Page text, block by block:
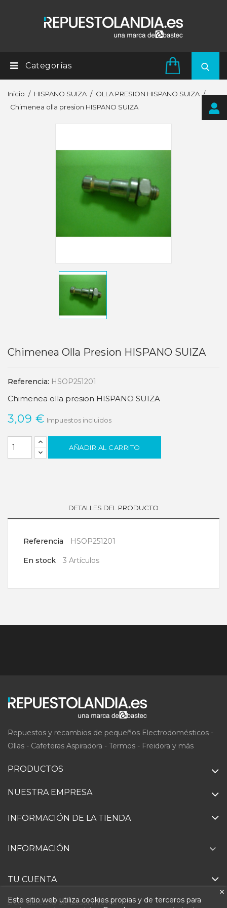
Categorías
Inicio HISPANO SUIZA
OLLA PRESION HISPANO SUIZA
Chimenea olla presion HISPANO SUIZA
Chimenea Olla Presion HISPANO SUIZA
Referencia: HSOP251201
Chimenea olla presion HISPANO SUIZA
3,09 € Impuestos incluidos
AÑADIR AL CARRITO
DETALLES DEL PRODUCTO
Referencia HSOP251201
En stock 3 Artículos
Repuestos y recambios de pequeños Electrodomésticos -
Ollas - Cafeteras Aspiradora - Termos - Freidora y más
PRODUCTOS
NUESTRA EMPRESA
INFORMACIÓN DE LA TIENDA
Este sitio web utiliza cookies propias y de terceros para
INFORMACIÓN 
TU CUENTA
Ejercer derecho de desistimiento